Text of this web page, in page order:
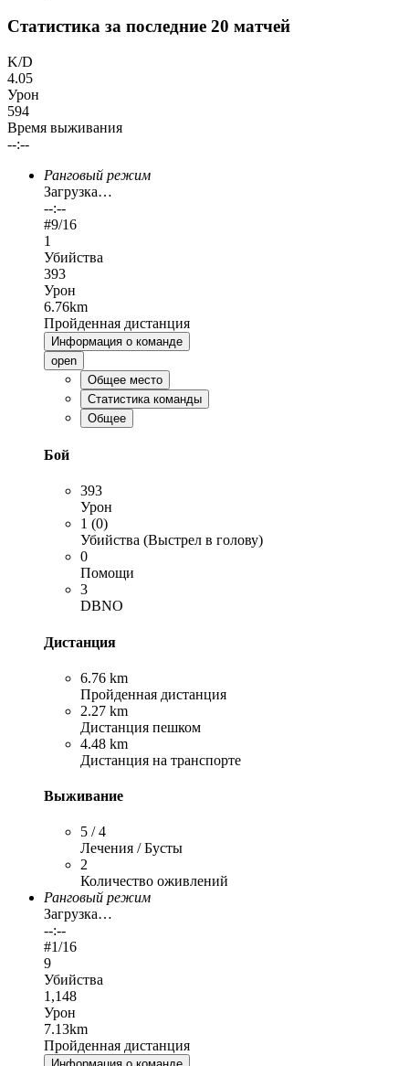
Статистика за последние 20 матчей
K/D
4.05
Урон
594
Время выживания
--:--
Ранговый режим
Загрузка…
--:--
#9/16
1
Убийства
393
Урон
6.76km
Пройденная дистанция
Информация о команде
open
Общее место
Статистика команды
Общее
Бой
393
Урон
1 (0)
Убийства (Выстрел в голову)
0
Помощи
3
DBNO
Дистанция
6.76 km
Пройденная дистанция
2.27 km
Дистанция пешком
4.48 km
Дистанция на транспорте
Выживание
5 / 4
Лечения / Бусты
2
Количество оживлений
Ранговый режим
Загрузка…
--:--
#1/16
9
Убийства
1,148
Урон
7.13km
Пройденная дистанция